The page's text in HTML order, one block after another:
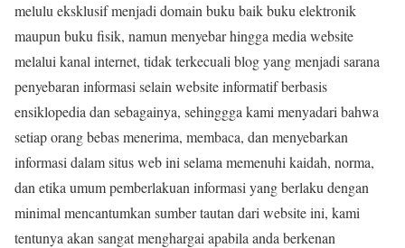
melulu eksklusif menjadi domain buku baik buku elektronik
maupun buku fisik, namun menyebar hingga media website
melalui kanal internet, tidak terkecuali blog yang menjadi sarana
penyebaran informasi selain website informatif berbasis
ensiklopedia dan sebagainya, sehinggga kami menyadari bahwa
setiap orang bebas menerima, membaca, dan menyebarkan
informasi dalam situs web ini selama memenuhi kaidah, norma,
dan etika umum pemberlakuan informasi yang berlaku dengan
minimal mencantumkan sumber tautan dari website ini, kami
tentunya akan sangat menghargai apabila anda berkenan